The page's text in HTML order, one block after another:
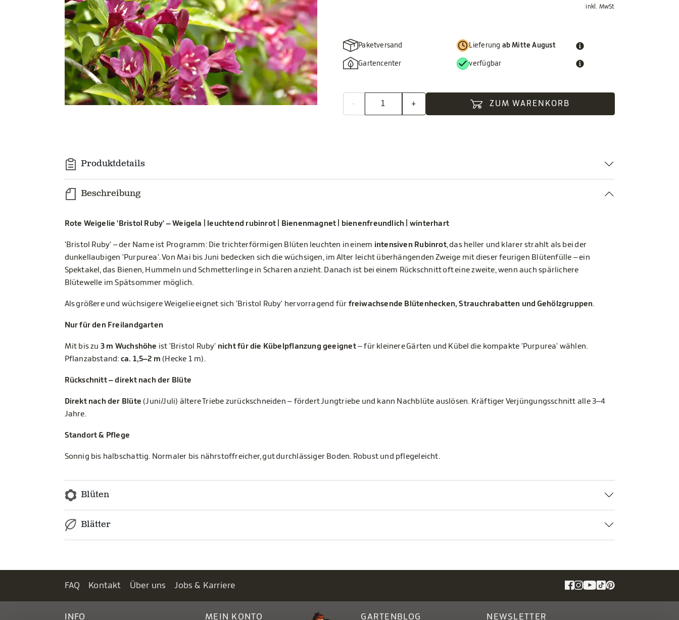
inkl. MwSt
Paketversand Lieferung ab Mitte August
Gartencenter verfügbar
- + ZUM WARENKORB
Produktdetails
Beschreibung
Rote Weigelie 'Bristol Ruby' – Weigela | leuchtend rubinrot | Bienenmagnet | bienenfreundlich | winterhart
'Bristol Ruby' – der Name ist Programm: Die trichterförmigen Blüten leuchten in einem intensiven Rubinrot, das heller und klarer strahlt als bei der
dunkellaubigen 'Purpurea'. Von Mai bis Juni bedecken sich die wüchsigen, im Alter leicht überhängenden Zweige mit dieser feurigen Blütenfülle – ein
Spektakel, das Bienen, Hummeln und Schmetterlinge in Scharen anzieht. Danach ist bei einem Rückschnitt oft eine zweite, wenn auch spärlichere
Blütewelle im Spätsommer möglich.
Als größere und wüchsigere Weigelie eignet sich 'Bristol Ruby' hervorragend für freiwachsende Blütenhecken, Strauchrabatten und Gehölzgruppen.
Nur für den Freilandgarten
Mit bis zu 3 m Wuchshöhe ist 'Bristol Ruby' nicht für die Kübelpflanzung geeignet– für kleinere Gärten und Kübel die kompakte 'Purpurea' wählen.
Pflanzabstand: ca. 1,5–2 m (Hecke 1 m).
Rückschnitt – direkt nach der Blüte
Direkt nach der Blüte (Juni/Juli) ältere Triebe zurückschneiden – fördert Jungtriebe und kann Nachblüte auslösen. Kräftiger Verjüngungsschnitt alle 3–4
Jahre.
Standort & Pflege
Sonnig bis halbschattig. Normaler bis nährstoffreicher, gut durchlässiger Boden. Robust und pflegeleicht.
Blüten
Blätter
FAQ Kontakt Über uns Jobs & Karriere
INFO MEIN KONTO GARTENBLOG NEWSLETTER